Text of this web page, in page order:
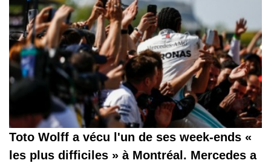
Toto Wolff a vécu l'un de ses week-ends «
les plus difficiles » à Montréal. Mercedes a